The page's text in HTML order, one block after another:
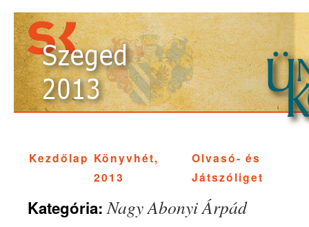
Kezdőlap Könyvhét,
2013
Olvasó- és
Játszóliget
Kategória:Nagy Abonyi Árpád